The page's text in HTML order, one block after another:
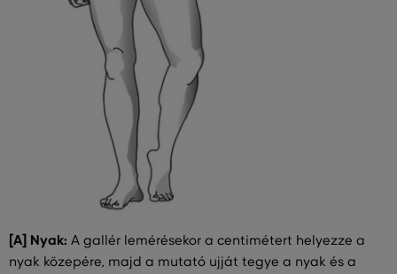
[A] Nyak: A gallér lemérésekor a centimétert helyezze a
nyak közepére, majd a mutató ujját tegye a nyak és a